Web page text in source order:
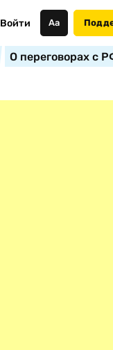
Войти Аа
О переговорах с